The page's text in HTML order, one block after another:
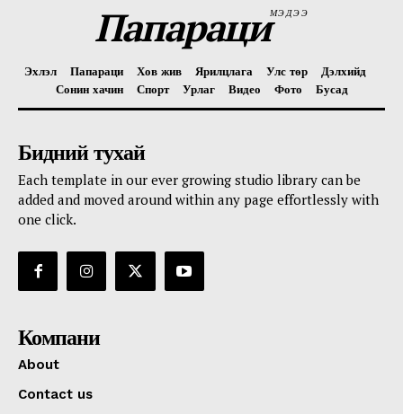
ПапарациМЭДЭЭ
Эхлэл Папараци Хов жив Ярилцлага Улс төр
Дэлхийд
Сонин хачин
Спорт Урлаг Видео Фото Бусад
Бидний тухай
Each template in our ever growing studio library can be
added and moved around within any page effortlessly with
one click.
Компани
About
Contact us